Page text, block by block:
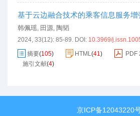
基于云边融合技术的乘客信息服务
韩佩瑶 田源 陶韬
2024, 33(12): 85-89. DOI: 10.3969/
摘要(105) HTML (41 ) PDF
施引文献(4)
京ICP备12043220